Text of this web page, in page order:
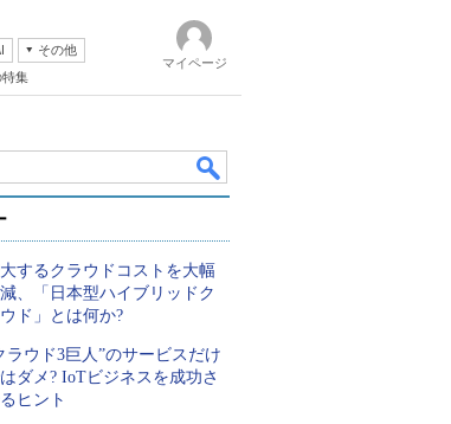
その他
集
マイページ
するクラウドコストを大幅
、「日本型ハイブリッドク
ド」とは何か?
ラウド3巨人”のサービスだけ
ダメ? IoTビジネスを成功さ
ヒント